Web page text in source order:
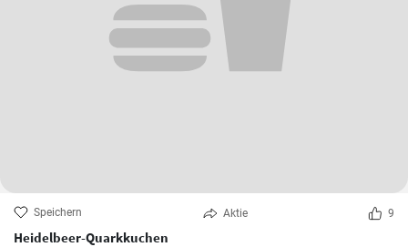
Speichern Aktie 9
Heidelbeer-Quarkkuchen